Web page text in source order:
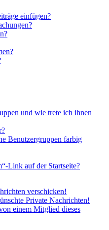
einfügen?
und wie trete ich ihnen
Benutzergruppen farbig
Link auf der Startseite?
verschicken!
Private Nachrichten!
einem Mitglied dieses